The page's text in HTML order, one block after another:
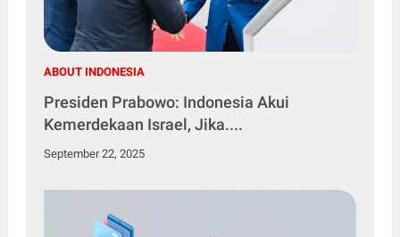
ABOUT INDONESIA
Presiden Prabowo: Indonesia Akui
Kemerdekaan Israel, Jika....
September 22, 2025